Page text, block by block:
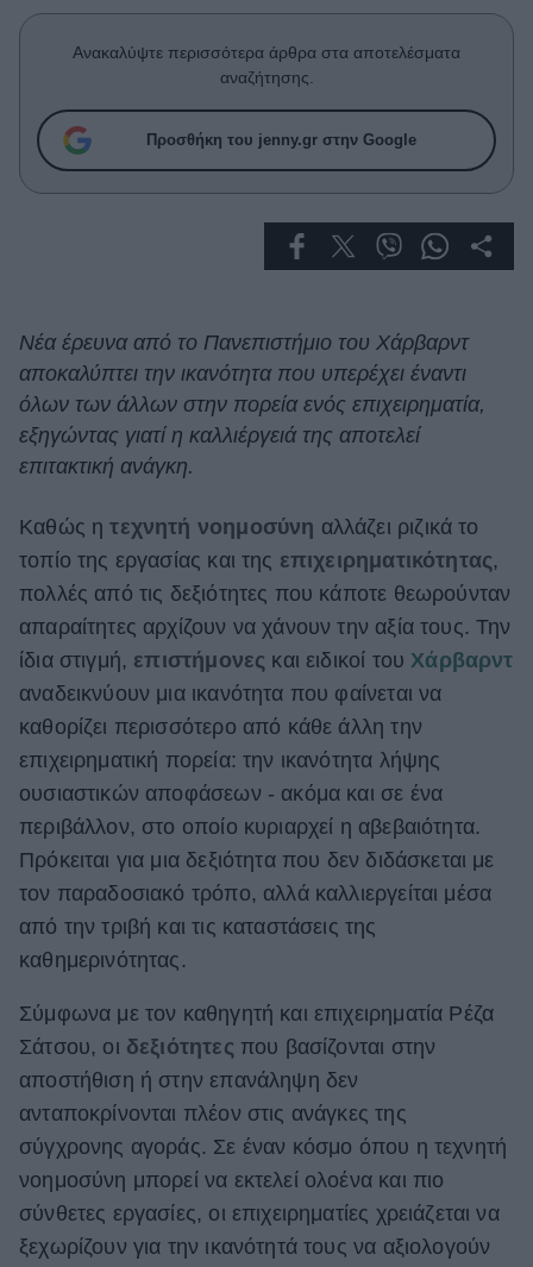
Who
True Stories
Success Stories
Ζώδια
Cooking
Green
Αφιερώματα
ΒΟΞ
Χωρίς Ταμπέλες
Women's Forum
Hautes Grecians
Γάμος
Ανακαλύψτε περισσότερα άρθρα στα αποτελέσματα
αναζήτησης.
Προσθήκη του jenny.gr στην Google
Νέα έρευνα από το Πανεπιστήμιο του Χάρβαρντ
αποκαλύπτει την ικανότητα που υπερέχει έναντι
όλων των άλλων στην πορεία ενός επιχειρηματία,
εξηγώντας γιατί η καλλιέργειά της αποτελεί
επιτακτική ανάγκη.
Καθώς ητεχνητή νοημοσύνη αλλάζει ριζικά το
τοπίο της εργασίας και της επιχειρηματικότητας,
πολλές από τις δεξιότητες που κάποτε θεωρούνταν
απαραίτητες αρχίζουν να χάνουν την αξία τους. Την
ίδια στιγμή, επιστήμονες και ειδικοί του Χάρβαρντ
αναδεικνύουν μια ικανότητα που φαίνεται να
καθορίζει περισσότερο από κάθε άλλη την
επιχειρηματική πορεία: την ικανότητα λήψης
ουσιαστικών αποφάσεων - ακόμα και σε ένα
περιβάλλον, στο οποίο κυριαρχεί η αβεβαιότητα.
Πρόκειται για μια δεξιότητα που δεν διδάσκεται με
τον παραδοσιακό τρόπο, αλλά καλλιεργείται μέσα
από την τριβή και τις καταστάσεις της
καθημερινότητας.
Σύμφωνα με τον καθηγητή και επιχειρηματία Ρέζα
Σάτσου, οι δεξιότητες που βασίζονται στην
αποστήθιση ή στην επανάληψη δεν
ανταποκρίνονται πλέον στις ανάγκες της
σύγχρονης αγοράς. Σε έναν κόσμο όπου η τεχνητή
νοημοσύνη μπορεί να εκτελεί ολοένα και πιο
σύνθετες εργασίες, οι επιχειρηματίες χρειάζεται να
ξεχωρίζουν για την ικανότητά τους να αξιολογούν